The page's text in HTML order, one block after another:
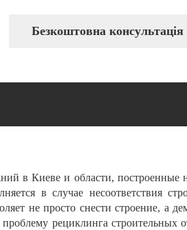
Безкоштовна консультація
в Киеве и области, построенные
в случае несоответствия
не просто снести строение, а
рециклинга строительных